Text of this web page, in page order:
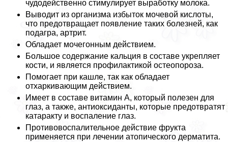
чудодейственно стимулирует выработку молока.
Выводит из организма избыток мочевой кислоты,
что предотвращает появление таких болезней, как
подагра, артрит.
Обладает мочегонным действием.
Большое содержание кальция в составе укрепляет
кости, и является профилактикой остеопороза.
Помогает при кашле, так как обладает
отхаркивающим действием.
Имеет в составе витамин А, который полезен для
глаз, а также, антиоксиданты, которые предотвратят
катаpaкту и воспаление глаз.
Противовоспалительное действие фрукта
применяется при лечении атопического дерматита.